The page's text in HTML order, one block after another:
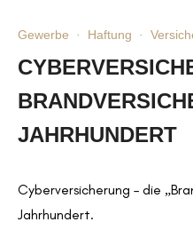
Gewerbe · Haftung ·
JAHRHUNDERT
Cyberversicherung – die
Jahrhundert.